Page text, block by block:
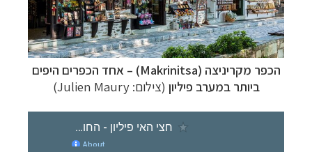
הכפר מקריניצה (Makrinitsa)
– אחד הכפרים היפים
ביותר במערב פיליון (צילום: Julien Maury)